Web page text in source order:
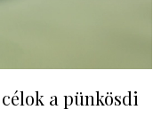
a pünkösdi